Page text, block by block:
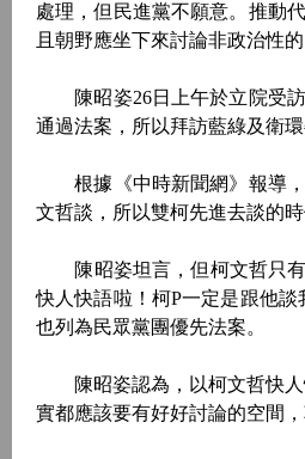
處理，但民進黨不願意。推動
且朝野應坐下來討論非政治性的
陳昭姿26日上午於立院受訪
通過法案，所以拜訪藍綠及衛環
根據《中時新聞網》報導，
文哲談，所以雙柯先進去談的
陳昭姿坦言，但柯文哲只有
快人快語啦！柯P一定是跟他
也列為民眾黨團優先法案。
陳昭姿認為，以柯文哲快人
實都應該要有好好討論的空間